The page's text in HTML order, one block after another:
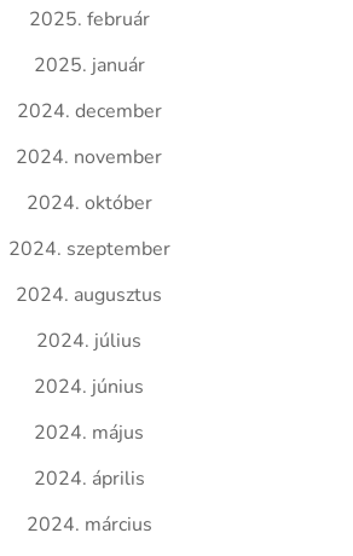
2025. február
2025. január
2024. december
2024. november
2024. október
2024. szeptember
2024. augusztus
2024. július
2024. június
2024. május
2024. április
2024. március